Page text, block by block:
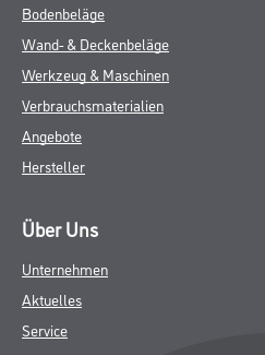
Bodenbeläge
Wand- & Deckenbeläge
Werkzeug & Maschinen
Verbrauchsmaterialien
Angebote
Hersteller
Über Uns
Unternehmen
Aktuelles
Service